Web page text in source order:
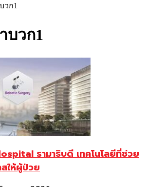
วก1
บวก1
รามาธิบดี เทคโนโลยีที่ช่วย
สให้ผู้ป่วย